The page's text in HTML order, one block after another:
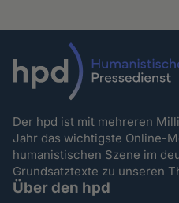
Der hpd ist mit mehreren
Jahr das wichtigste Online-
humanistischen Szene im
Grundsatztexte zu unseren
Über den hpd